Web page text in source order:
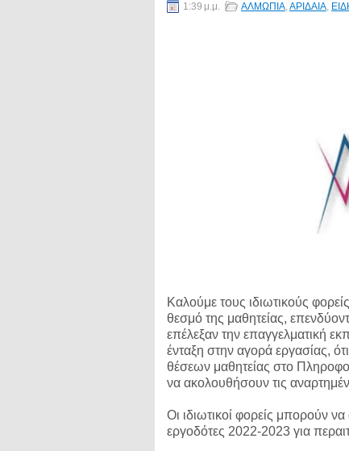
1:39 μ.μ. ΑΛΜΩΠΙΑ,ΑΡΙΔΑΙΑ,
Καλούμε τους ιδιωτικούς
θεσμό της μαθητείας,
επέλεξαν την επαγγελματική
ένταξη στην αγορά εργασίας,
θέσεων μαθητείας στο
να ακολουθήσουν τις
Οι ιδιωτικοί φορείς μπορούν
εργοδότες 2022-2023 για